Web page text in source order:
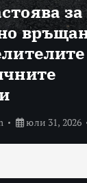
за
юли 31, 2026